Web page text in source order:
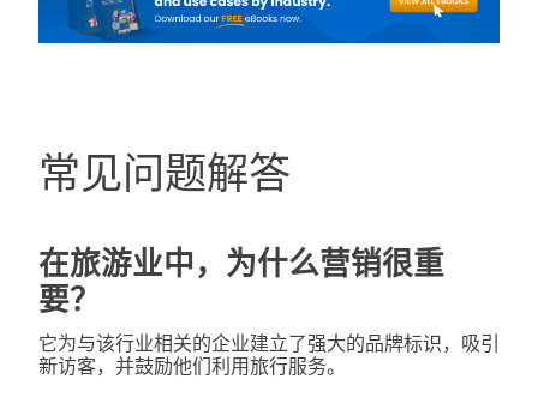
常见问题解答
在旅游业中，为什么营销很重
要？
它为与该行业相关的企业建立了强大的品牌标识，吸引
新访客，并鼓励他们利用旅行服务。